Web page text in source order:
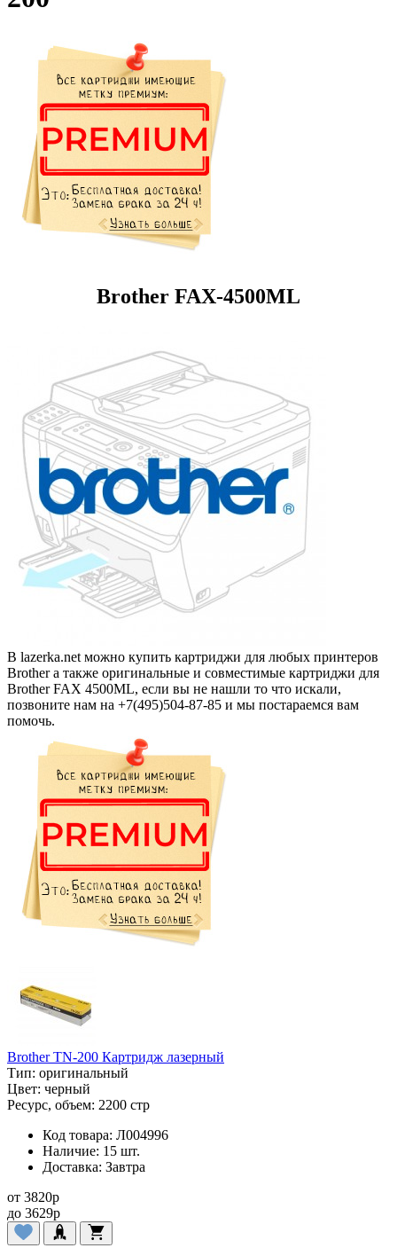
Brother FAX-4500ML
В lazerka.net можно купить картриджи для любых принтеров
Brother а также оригинальные и совместимые картриджи для
Brother FAX 4500ML, если вы не нашли то что искали,
позвоните нам на +7(495)504-87-85 и мы постараемся вам
помочь.
Brother TN-200 Картридж лазерный
Тип: оригинальный
Цвет: черный
Ресурс, объем: 2200 стр
Код товара: Л004996
Наличие: 15 шт.
Доставка: Завтра
от 3820p
до 3629p